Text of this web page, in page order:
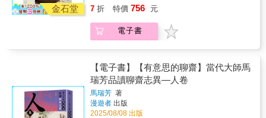
從古典文學中精選古人的原創 IP、最具藝術性
白話講古代故事，讓經典不再遙遠◎搭配原典
與出處介紹，並且適時補充tips小知識，邊看故
事邊升級◆■【故事雲．中國經典大閱讀】計
童話（2024.07出版）經典中國鬼話（2024.11
出版）、經典中國傳奇（2024.12出版）經典中
國精怪（2025.06出版）、經典中國公案
（2026.01出版）
「鏡像六釵」深入剖析《紅樓夢》中彼此迥別
妙玉、秦可卿、香菱與史湘雲。她們互為映
像、小同而大異，以各自獨特的命運、性格與
處境演繹出繁複又動人的多元命題。書中引領
讀者細觀這些角色的生命歷程，重新思索何為
命運安排、何為自我意志。六釵之鏡，不僅折
射彼此，也照亮我們看待人生的眼光。
金石堂
了先民豐富奇特的想像力。自東晉郭璞《山海
經注》之後，出現了多種注本，其中以清代學
者郝懿行（1757—1825）撰寫的《山海經箋
礎上，以箋補注，以疏證經，廣採前人注釋及
各種史料文獻，對許多疑難問題做了考釋，阮
元評其「精而不鑿，博而不濫」。
7 折 特價 756 元
電子書
【電子書】【有意思的聊齋】當代大師馬
瑞芳品讀聊齋志異—人卷
馬瑞芳 著
漫遊者 出版
2025/08/08 出版